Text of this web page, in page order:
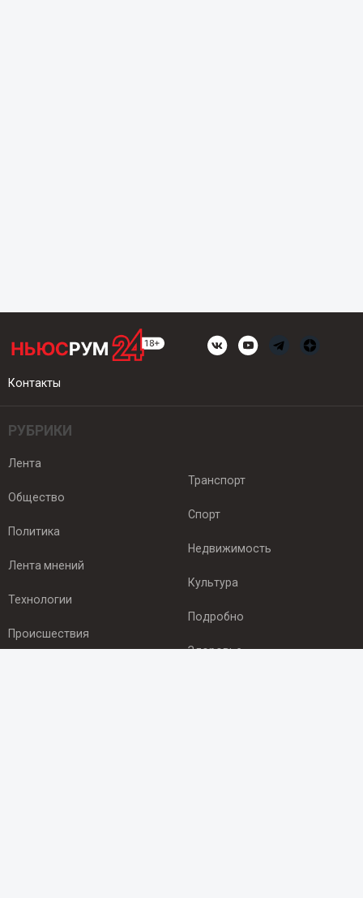
Контакты
РУБРИКИ
Лента
Общество
Политика
Лента мнений
Технологии
Происшествия
Транспорт
Спорт
Недвижимость
Культура
Подробно
Здоровье